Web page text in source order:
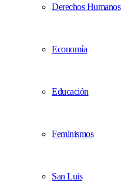
Derechos Humanos
Economía
Educación
Feminismos
San Luis